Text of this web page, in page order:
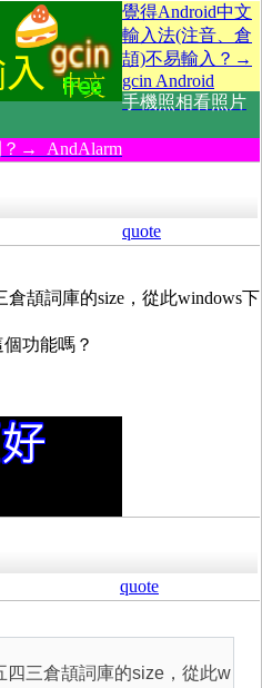
覺得Android中文
輸入法(注音、倉
頡)不易輸入？→
gcin Android
手機照相看照片
？→ AndAlarm
quote
頡詞庫的size，從此windows下
功能嗎？
quote
三倉頡詞庫的size，從此w